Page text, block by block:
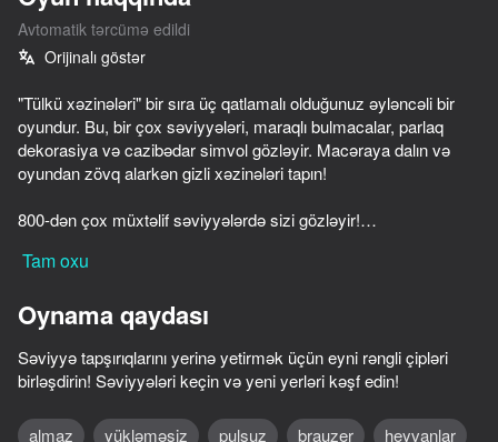
The Lost City - Match 3
Block Puzzle - Blast Master
Match 3: Beautiful Village
86
Wish
Avtomatik tərcümə edildi
Orijinalı göstər
"Tülkü xəzinələri" bir sıra üç qatlamalı olduğunuz əyləncəli bir
oyundur. Bu, bir çox səviyyələri, maraqlı bulmacalar, parlaq
dekorasiya və cazibədar simvol gözləyir. Macəraya dalın və
oyundan zövq alarkən gizli xəzinələri tapın!
800-dən çox müxtəlif səviyyələrdə sizi gözləyir!
The hədiyyə olaraq fantastik bonuslar və mükafatlar!
The oyunun ən yaxşı mexaniklərinin müstəsna birləşmələri
"ardıcıl üç"!
Tam oxu
Oynama qaydası
Səviyyə tapşırıqlarını yerinə yetirmək üçün eyni rəngli çipləri
birləşdirin! Səviyyələri keçin və yeni yerləri kəşf edin!
almaz yükləməsiz pulsuz brauzer heyvanlar